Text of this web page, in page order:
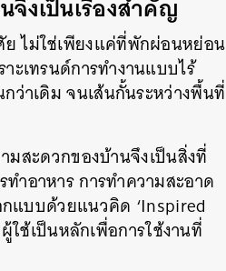
จึงเป็นเรื่องสำคัญ
ย ไม่ใช่เพียงแค่ที่พักผ่อนหย่อน
เทรนด์การทำงานแบบไร้
ว่าเดิม จนเส้นกั้นระหว่างพื้นที่
สะดวกของบ้านจึงเป็นสิ่งที่
ำอาหาร การทำความสะอาด
แบบด้วยแนวคิด ‘Inspired
ใช้เป็นหลักเพื่อการใช้งานที่